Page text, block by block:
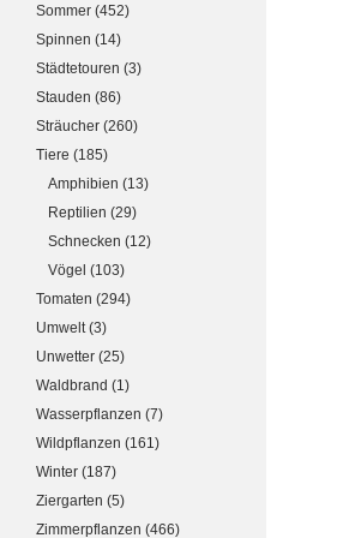
Sommer (452)
Spinnen (14)
Städtetouren (3)
Stauden (86)
Sträucher (260)
Tiere (185)
Amphibien (13)
Reptilien (29)
Schnecken (12)
Vögel (103)
Tomaten (294)
Umwelt(3)
Unwetter (25)
Waldbrand (1)
Wasserpflanzen (7)
Wildpflanzen (161)
Winter (187)
Ziergarten (5)
Zimmerpflanzen (466)